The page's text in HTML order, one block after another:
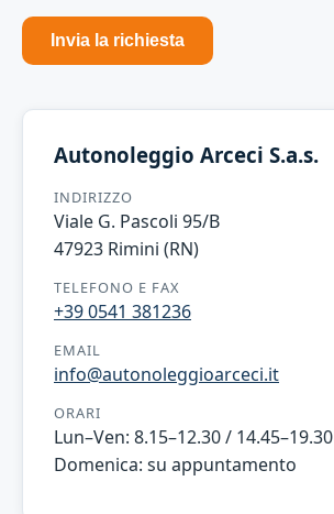
Invia la richiesta
Autonoleggio Arceci S.a.s.
INDIRIZZO
Viale G. Pascoli 95/B
47923 Rimini (RN)
TELEFONO E FAX
+39 0541 381236
EMAIL
info@autonoleggioarceci.it
ORARI
Lun–Ven: 8.15–12.30 / 14.45–19.30
Domenica: su appuntamento